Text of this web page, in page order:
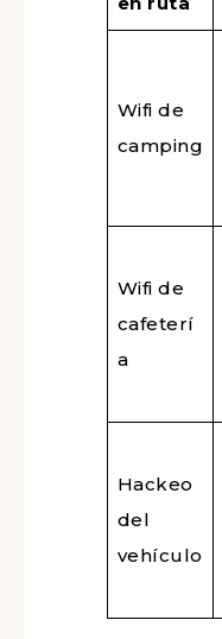
Wifi de
camping
Wifi de
cafeterí
a
Hackeo
del
vehículo